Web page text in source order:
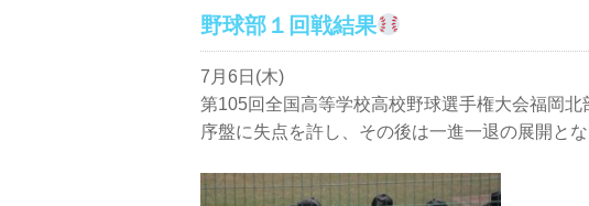
野球部１回戦結果
7月6日(木)
第105回全国高等学校高校野球選手権大会福岡
序盤に失点を許し、その後は一進一退の展開とな